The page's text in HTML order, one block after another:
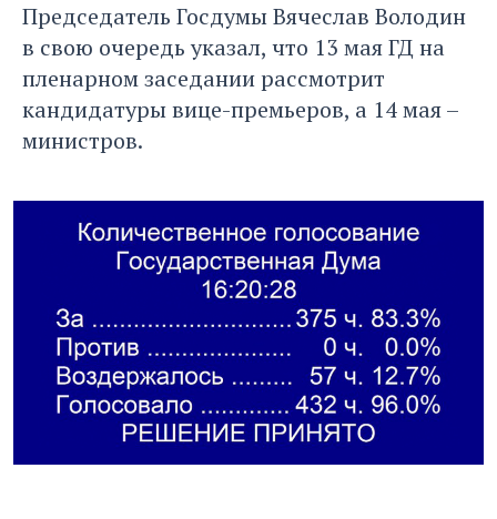
Председатель Госдумы Вячеслав Володин
в свою очередь указал, что 13 мая ГД на
пленарном заседании рассмотрит
кандидатуры вице-премьеров, а 14 мая –
министров.